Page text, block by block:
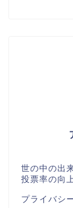
世の中の出
投票率の向
プライバシ